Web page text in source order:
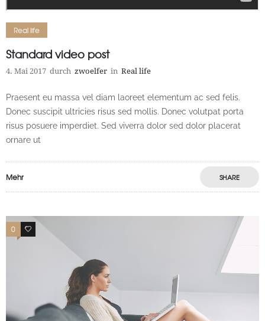
Real life
Standard video post
4. Mai 2017 durch zwoelfer in Real life
Praesent eu massa vel diam laoreet elementum ac sed felis.
Donec suscipit ultricies risus sed mollis. Donec volutpat porta
risus posuere imperdiet. Sed viverra dolor sed dolor placerat
ornare ut
Mehr SHARE
0 0